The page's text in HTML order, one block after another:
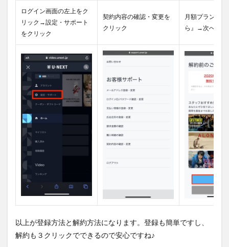
ログイン画面の左上をク
リック→設定・サポート
をクリック
契約内容の確認・変更を
クリック
月額プラン『
ら』→次へをク
以上が登録方法と解約方法になります。登録も簡単ですし、
解約も３クリックでできるので安心ですね♪